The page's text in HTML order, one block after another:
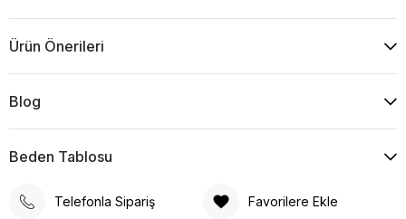
Ürün Önerileri
Blog
Beden Tablosu
Telefonla Sipariş Favorilere Ekle